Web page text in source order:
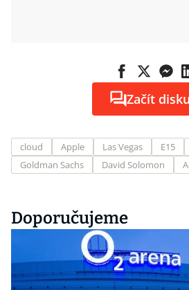
Začít
cloud Apple Las Vegas E15
Goldman Sachs
David Solomon
Doporučujeme